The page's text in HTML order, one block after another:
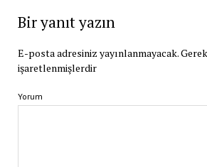
Bir yanıt yazın
E-posta adresiniz yayınlanmayacak.
işaretlenmişlerdir
Yorum